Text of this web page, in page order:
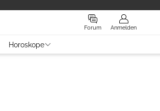
Forum Anmelden
Horoskope